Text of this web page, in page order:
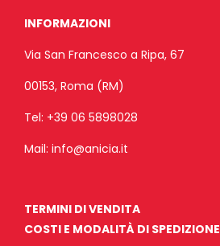
INFORMAZIONI
Via San Francesco a Ripa, 67
00153, Roma (RM)
Tel: +39 06 5898028
Mail: info@anicia.it
TERMINI DI VENDITA
COSTI E MODALITÀ DI SPEDIZIONE